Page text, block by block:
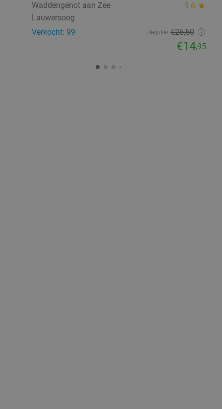
Waddengenot aan Zee
9.6 star
Lauwersoog
Verkocht: 99
Regulier €26,50
€14,95